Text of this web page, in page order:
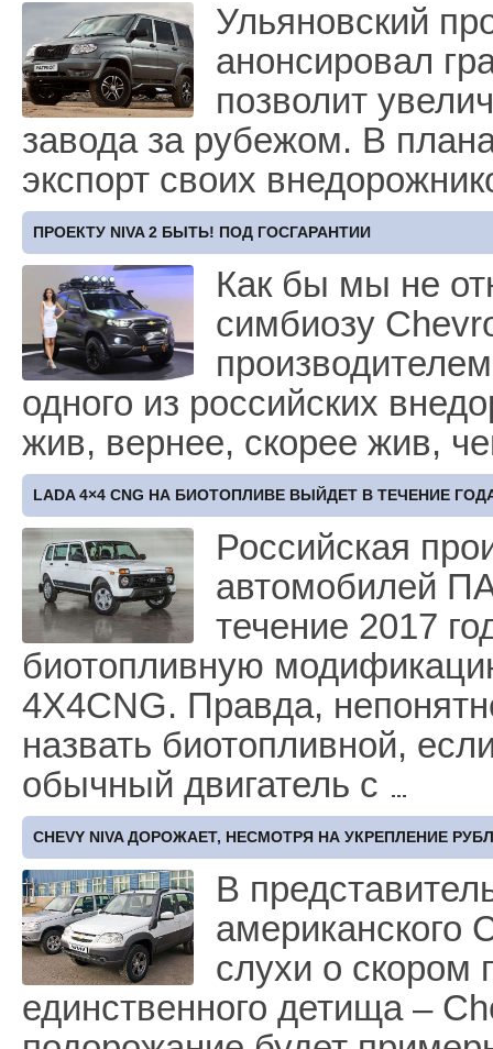
Ульяновский
анонсировал
позволит
завода за рубежом. В
экспорт своих
ПРОЕКТУ NIVA 2 БЫТЬ! ПОД ГОСГАРАНТИИ
Как бы мы не
симбиозу
одного из российских
жив, вернее, скорее жив,
LADA 4×4 CNG НА БИОТОПЛИВЕ ВЫЙДЕТ В ТЕЧЕНИЕ
Российская
автомобилей
течение 2017
биотопливную
4X4CNG. Правда,
назвать биотопливной,
обычный двигатель с
CHEVY NIVA ДОРОЖАЕТ, НЕСМОТРЯ НА УКРЕПЛЕНИЕ
В
американского
слухи о скором
единственного детища –